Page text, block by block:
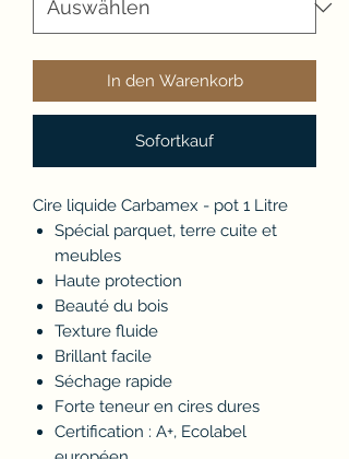
In den Warenkorb
Sofortkauf
Cire liquide Carbamex - pot 1 Litre
Spécial parquet, terre cuite et
meubles
Haute protection
Beauté du bois
Texture fluide
Brillant facile
Séchage rapide
Forte teneur en cires dures
Certification : A+, Ecolabel